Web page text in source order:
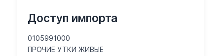
Доступ импорта
0105991000
ПРОЧИЕ УТКИ ЖИВЫЕ